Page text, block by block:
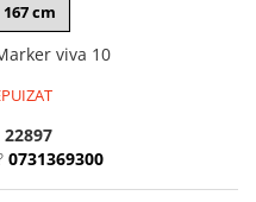
167 cm
viva 10
22897
0731369300